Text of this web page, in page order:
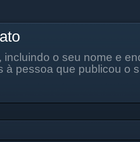
incluindo o seu nome e
à pessoa que publicou o